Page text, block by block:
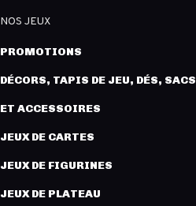
NOS JEUX
PROMOTIONS
DÉCORS, TAPIS DE JEU, DÉS, SACS
ET ACCESSOIRES
JEUX DE CARTES
JEUX DE FIGURINES
JEUX DE PLATEAU